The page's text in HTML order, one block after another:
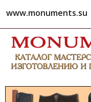
www.monuments.su